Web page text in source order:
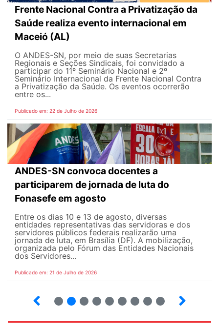
Frente Nacional Contra a Privatização da
Saúde realiza evento internacional em
Maceió (AL)
O ANDES-SN, por meio de suas Secretarias
Regionais e Seções Sindicais, foi convidado a
participar do 11º Seminário Nacional e 2º
Seminário Internacional da Frente Nacional Contra
a Privatização da Saúde. Os eventos ocorrerão
entre os...
Publicado em: 22 de Julho de 2026
ANDES-SN convoca docentes a
participarem de jornada de luta do
Fonasefe em agosto
Entre os dias 10 e 13 de agosto, diversas
entidades representativas das servidoras e dos
servidores públicos federais realizarão uma
jornada de luta, em Brasília (DF). A mobilização,
organizada pelo Fórum das Entidades Nacionais
dos Servidores...
Publicado em: 21 de Julho de 2026